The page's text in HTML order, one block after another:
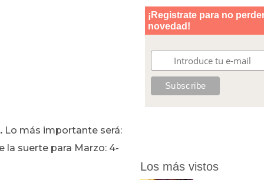
Lo más importante será:
la suerte para Marzo: 4-
Los más vistos